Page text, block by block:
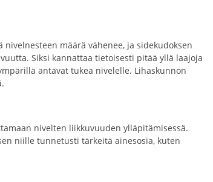
määrä vähenee, ja sidekudoksen
Siksi kannattaa tietoisesti pitää yllä laajoja
antavat tukea nivelelle. Lihaskunnon
nivelten liikkuvuuden ylläpitämisessä.
niille tunnetusti tärkeitä ainesosia, kuten